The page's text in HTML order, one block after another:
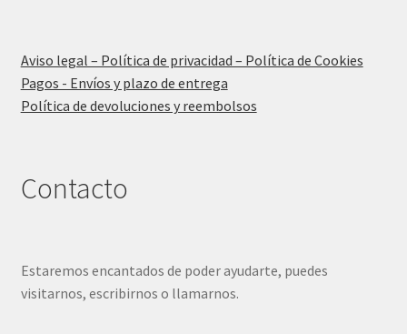
Aviso legal – Política de privacidad – Política de Cookies
Pagos - Envíos y plazo de entrega
Política de devoluciones y reembolsos
Contacto
Estaremos encantados de poder ayudarte, puedes
visitarnos, escribirnos o llamarnos.